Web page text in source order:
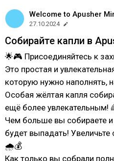
Welcome to Apusher
27.10.2024
Собирайте капли в
🌟🎮 Присоединяйтесь к
Это простая и
которую нужно наполнять,
Особая жёлтая капля
ещё более увлекательным!
Чем больше вы собираете
будет выпадать!
🌧💰
Как только вы собрали